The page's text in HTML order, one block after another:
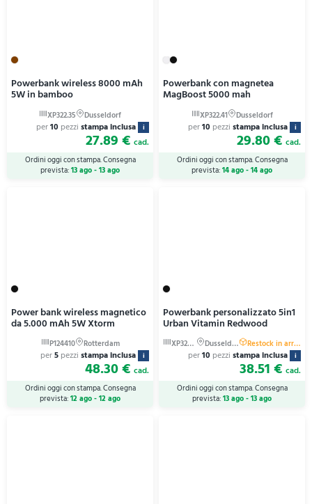
Powerbank wireless 8000 mAh
5W in bamboo
per10 pezzi stampa inclusa i
27.89 € cad.
Ordini oggi con stampa. Consegna
prevista:13 ago - 13 ago
Powerbank con magnetea
MagBoost 5000 mah
per10 pezzi stampa inclusa i
29.80 € cad.
Ordini oggi con stampa. Consegna
prevista:14 ago - 14 ago
Power bank wireless magnetico
da 5.000 mAh 5W Xtorm
per5 pezzi stampa inclusa i
48.30 € cad.
Ordini oggi con stampa. Consegna
prevista:12 ago - 12 ago
Powerbank personalizzato 5in1
Urban Vitamin Redwood
per10 pezzi stampa inclusa i
38.51 € cad.
Ordini oggi con stampa. Consegna
prevista:13 ago - 13 ago